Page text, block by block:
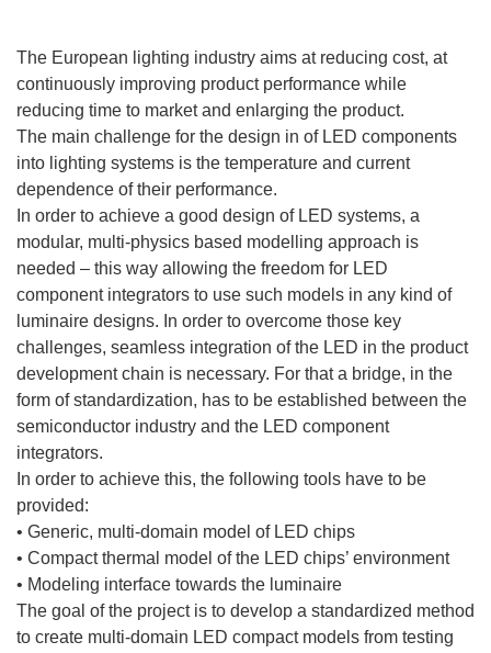
The European lighting industry aims at reducing cost, at
continuously improving product performance while
reducing time to market and enlarging the product.
The main challenge for the design in of LED components
into lighting systems is the temperature and current
dependence of their performance.
In order to achieve a good design of LED systems, a
modular, multi-physics based modelling approach is
needed – this way allowing the freedom for LED
component integrators to use such models in any kind of
luminaire designs. In order to overcome those key
challenges, seamless integration of the LED in the product
development chain is necessary. For that a bridge, in the
form of standardization, has to be established between the
semiconductor industry and the LED component
integrators.
In order to achieve this, the following tools have to be
provided:
• Generic, multi-domain model of LED chips
• Compact thermal model of the LED chips’ environment
• Modeling interface towards the luminaire
The goal of the project is to develop a standardized method
to create multi-domain LED compact models from testing